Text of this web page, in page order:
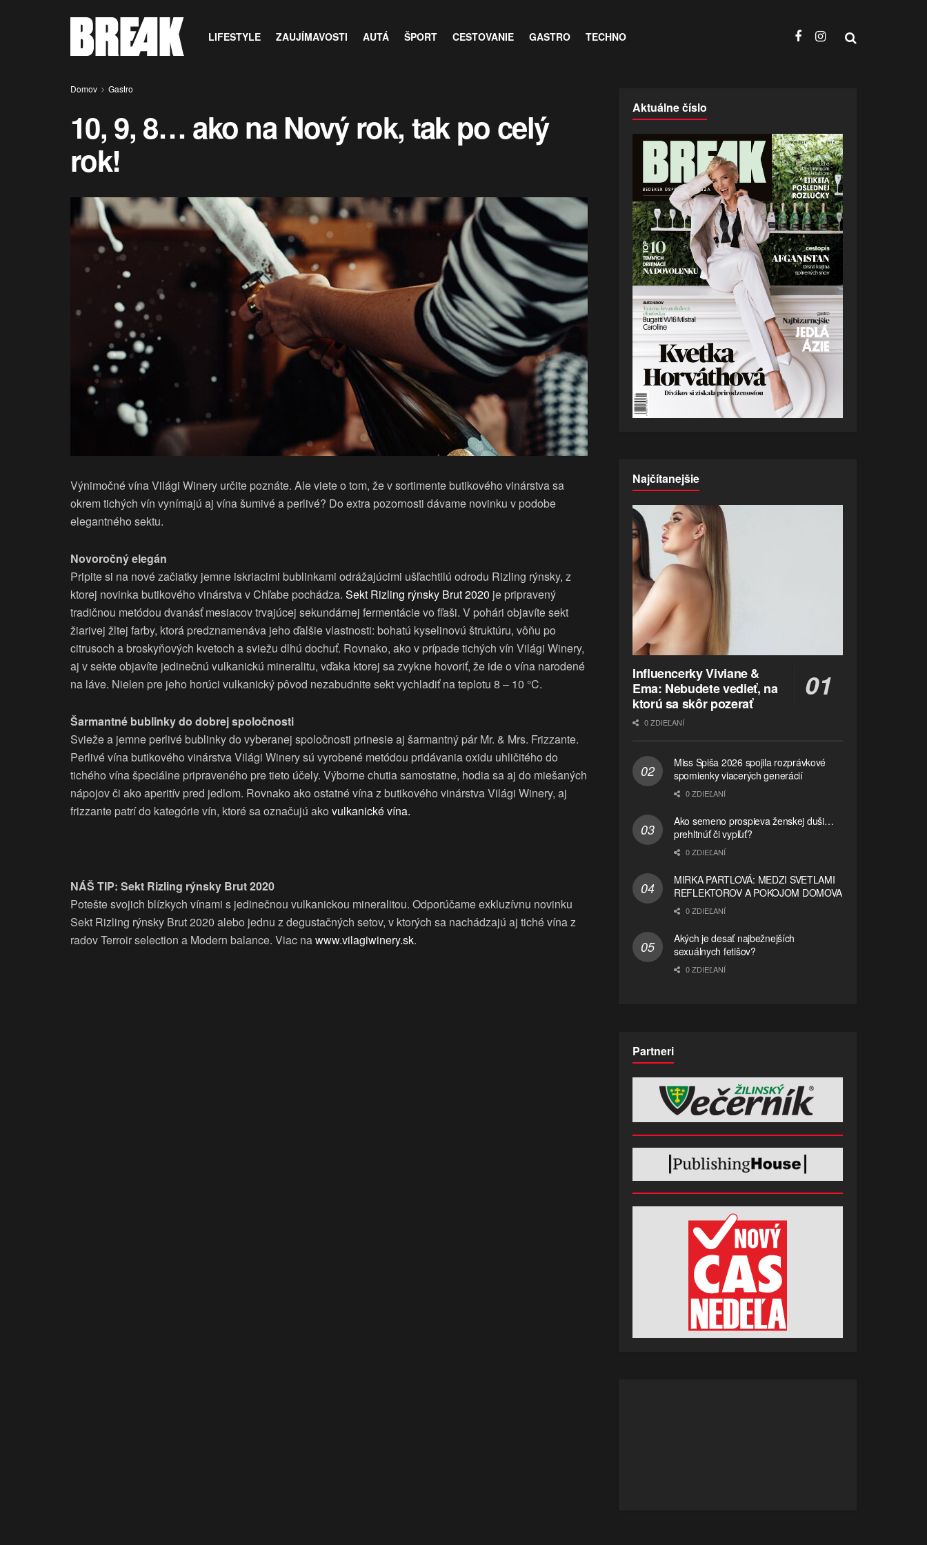
LIFESTYLE ZAUJÍMAVOSTI AUTÁ ŠPORT CESTOVANIE GASTRO TECHNO
Domov Gastro
10, 9, 8… ako na Nový rok, tak po celý
rok!
Výnimočné vína Világi Winery určite poznáte. Ale viete o tom, že v sortimente butikového vinárstva sa
okrem tichých vín vynímajú aj vína šumivé a perlivé? Do extra pozornosti dávame novinku v podobe
elegantného sektu.
Novoročný elegán
Pripite si na nové začiatky jemne iskriacimi bublinkami odrážajúcimi ušľachtilú odrodu Rizling rýnsky, z
ktorej novinka butikového vinárstva v Chľabe pochádza. Sekt Rizling rýnsky Brut 2020 je pripravený
tradičnou metódou dvanásť mesiacov trvajúcej sekundárnej fermentácie vo fľaši. V pohári objavíte sekt
žiarivej žltej farby, ktorá predznamenáva jeho ďalšie vlastnosti: bohatú kyselinovú štruktúru, vôňu po
citrusoch a broskyňových kvetoch a sviežu dlhú dochuť. Rovnako, ako v prípade tichých vín Világi Winery,
aj v sekte objavíte jedinečnú vulkanickú mineralitu, vďaka ktorej sa zvykne hovoriť, že ide o vína narodené
na láve. Nielen pre jeho horúci vulkanický pôvod nezabudnite sekt vychladiť na teplotu 8 – 10 °C.
Šarmantné bublinky do dobrej spoločnosti
Svieže a jemne perlivé bublinky do vyberanej spoločnosti prinesie aj šarmantný pár Mr. & Mrs. Frizzante.
Perlivé vína butikového vinárstva Világi Winery sú vyrobené metódou pridávania oxidu uhličitého do
tichého vína špeciálne pripraveného pre tieto účely. Výborne chutia samostatne, hodia sa aj do miešaných
nápojov či ako aperitív pred jedlom. Rovnako ako ostatné vína z butikového vinárstva Világi Winery, aj
frizzante patrí do kategórie vín, ktoré sa označujú ako vulkanické vína.
NÁŠ TIP: Sekt Rizling rýnsky Brut 2020
Potešte svojich blízkych vínami s jedinečnou vulkanickou mineralitou. Odporúčame exkluzívnu novinku
Sekt Rizling rýnsky Brut 2020 alebo jednu z degustačných setov, v ktorých sa nachádzajú aj tiché vína z
radov Terroir selection a Modern balance. Viac nawww.vilagiwinery.sk.
Aktuálne číslo
Najčítanejšie
Influencerky Viviane &
Ema: Nebudete vedieť, na
ktorú sa skôr pozerať
0 ZDIEĽANÍ
Miss Spiša 2026 spojila rozprávkové
spomienky viacerých generácií
0 ZDIEĽANÍ
Ako semeno prospieva ženskej duši…
prehltnúť či vypľuť?
0 ZDIEĽANÍ
MIRKA PARTLOVÁ: MEDZI SVETLAMI
REFLEKTOROV A POKOJOM DOMOVA
0 ZDIEĽANÍ
Akých je desať najbežnejších
sexuálnych fetišov?
0 ZDIEĽANÍ
Partneri